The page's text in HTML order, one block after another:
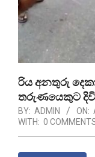
රිය අනතුරු
තරුණයෙකුට
BY: ADMIN ON:
WITH: 0